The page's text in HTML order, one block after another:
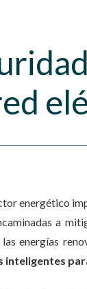
energético
a
energías
inteligentes